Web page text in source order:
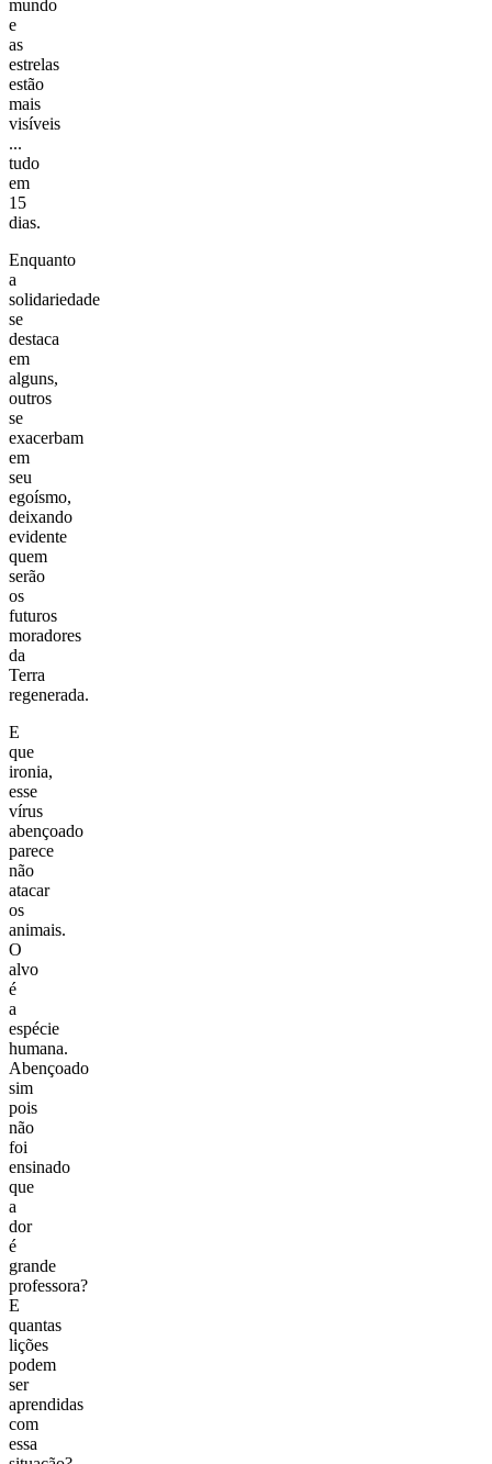
mundo
e
as
estrelas
estão
mais
visíveis
...
tudo
em
15
dias.
Enquanto
a
solidariedade
se
destaca
em
alguns,
outros
se
exacerbam
em
seu
egoísmo,
deixando
evidente
quem
serão
os
futuros
moradores
da
Terra
regenerada.
E
que
ironia,
esse
vírus
abençoado
parece
não
atacar
os
animais.
O
alvo
é
a
espécie
humana.
Abençoado
sim
pois
não
foi
ensinado
que
a
dor
é
grande
professora?
E
quantas
lições
podem
ser
aprendidas
com
essa